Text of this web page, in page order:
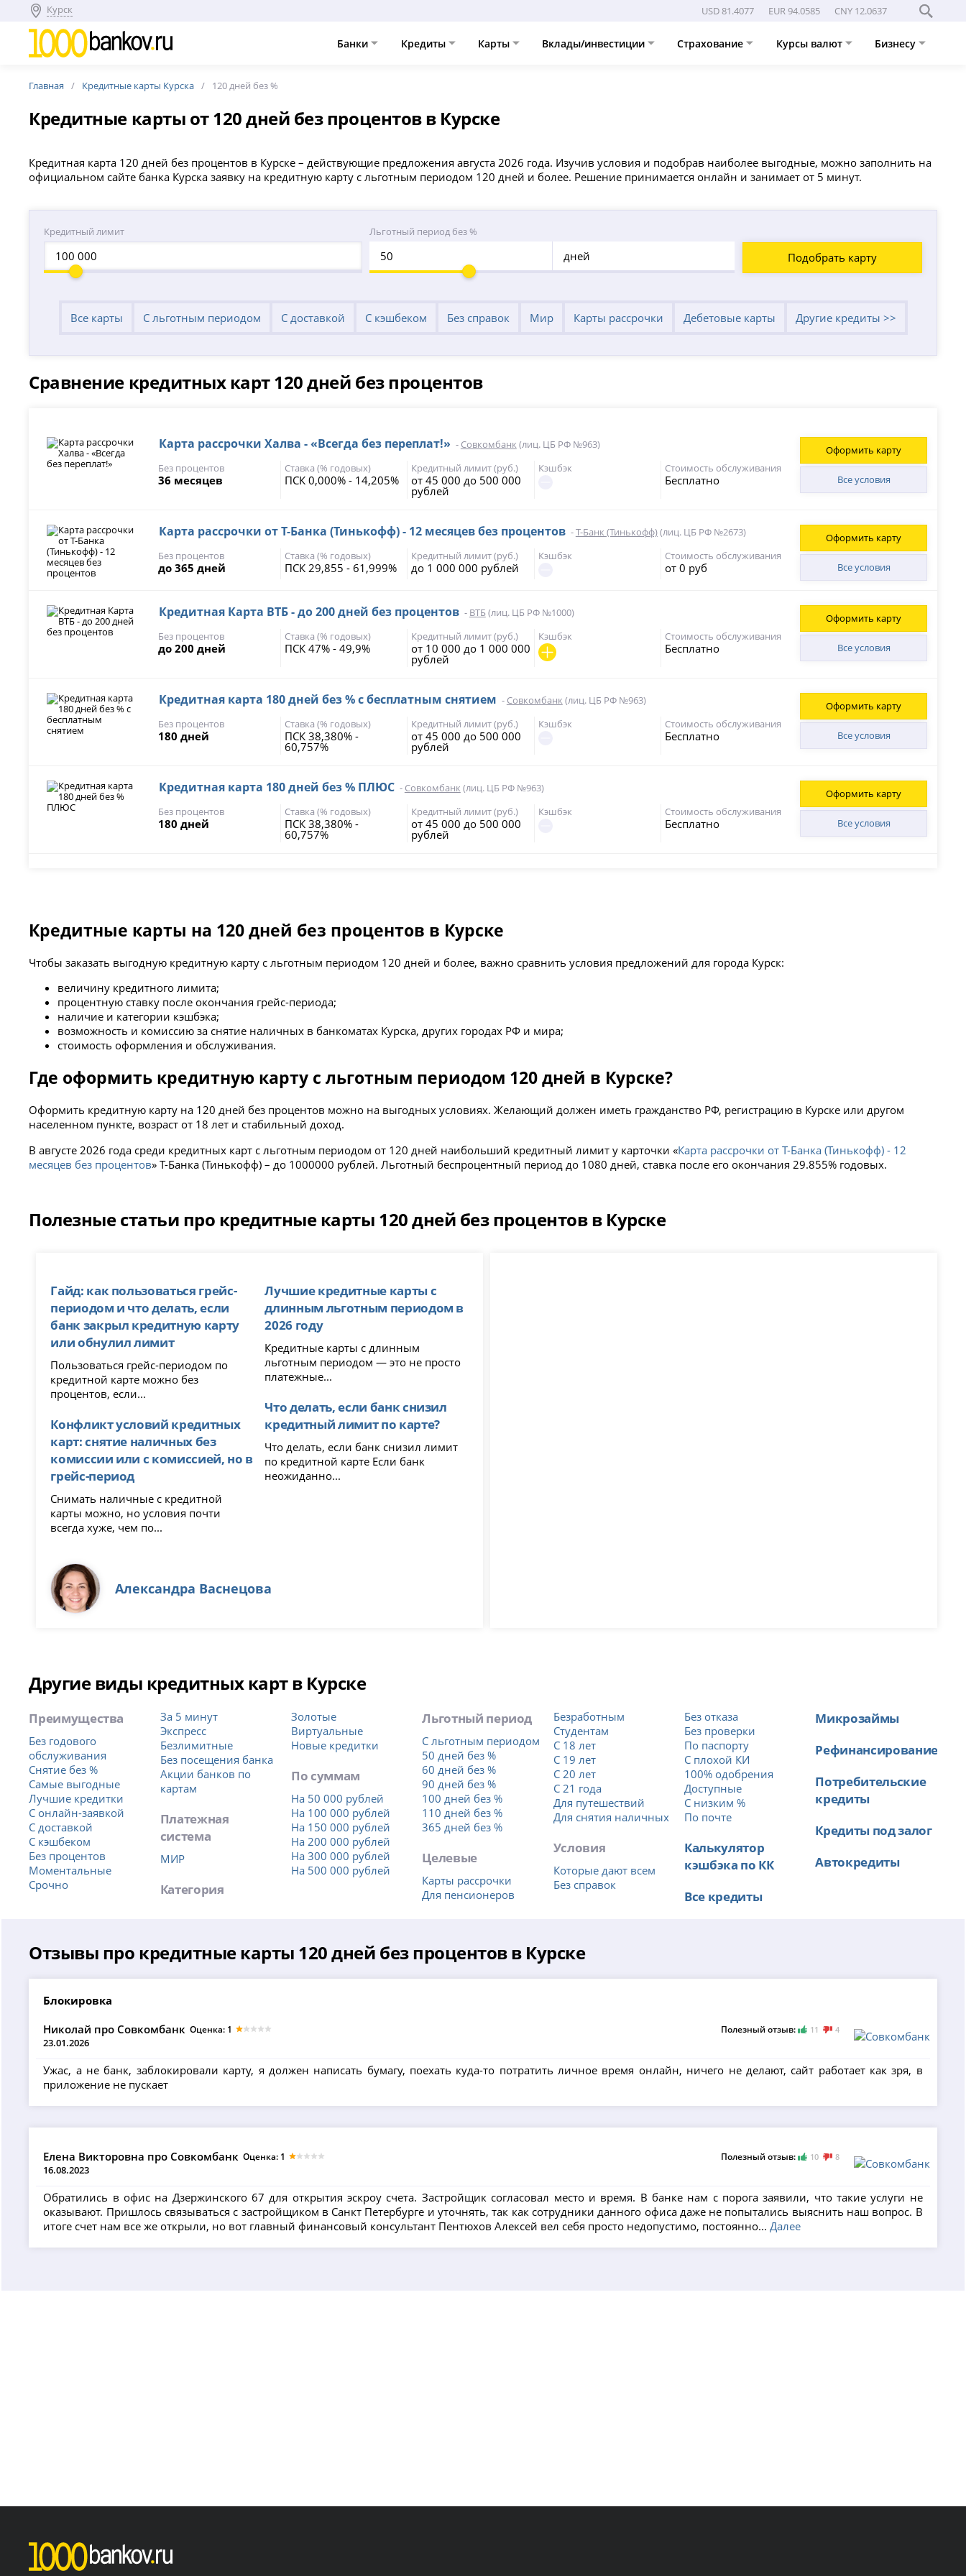
Курск USD 81.4077 EUR 94.0585 CNY 12.0637
Банки Кредиты Карты Вклады/инвестиции Страхование Курсы валют Бизнесу
Главная Кредитные карты Курска 120 дней без %
Кредитные карты от 120 дней без процентов в Курске
Кредитная карта 120 дней без процентов в Курске – действующие предложения августа 2026 года. Изучив условия и подобрав наиболее выгодные, можно заполнить на
официальном сайте банка Курска заявку на кредитную карту с льготным периодом 120 дней и более. Решение принимается онлайн и занимает от 5 минут.
Кредитный лимит Льготный период без %
дней Подобрать карту
Все карты С льготным периодом С доставкой С кэшбеком Без справок Мир Карты рассрочки Дебетовые карты Другие кредиты >>
Сравнение кредитных карт 120 дней без процентов
Карта рассрочки Халва - «Всегда без переплат!» - Совкомбанк (лиц. ЦБ РФ №963)
Без процентов
36 месяцев
Ставка (% годовых)
ПСК 0,000% - 14,205%
Кредитный лимит (руб.)
от 45 000 до 500 000
рублей
Кэшбэк Стоимость обслуживания
Бесплатно Все условия
Оформить карту
Карта рассрочки от Т-Банка (Тинькофф) - 12 месяцев без процентов -Т-Банк (Тинькофф)(лиц. ЦБ РФ №2673)
Без процентов
до 365 дней
Ставка (% годовых)
ПСК 29,855 - 61,999%
Кредитный лимит (руб.)
до 1 000 000 рублей
Кэшбэк Стоимость обслуживания
от 0 руб Все условия
Оформить карту
Кредитная Карта ВТБ - до 200 дней без процентов - ВТБ(лиц. ЦБ РФ №1000)
Без процентов
до 200 дней
Ставка (% годовых)
ПСК 47% - 49,9%
Кредитный лимит (руб.)
от 10 000 до 1 000 000
рублей
Кэшбэк Стоимость обслуживания
Бесплатно Все условия
Оформить карту
Кредитная карта 180 дней без % с бесплатным снятием - Совкомбанк (лиц. ЦБ РФ №963)
Без процентов
180 дней
Ставка (% годовых)
ПСК 38,380% -
60,757%
Кредитный лимит (руб.)
от 45 000 до 500 000
рублей
Кэшбэк Стоимость обслуживания
Бесплатно Все условия
Оформить карту
Кредитная карта 180 дней без % ПЛЮС - Совкомбанк (лиц. ЦБ РФ №963)
Без процентов
180 дней
Ставка (% годовых)
ПСК 38,380% -
60,757%
Кредитный лимит (руб.)
от 45 000 до 500 000
рублей
Кэшбэк Стоимость обслуживания
Бесплатно Все условия
Оформить карту
Кредитные карты на 120 дней без процентов в Курске
Чтобы заказать выгодную кредитную карту с льготным периодом 120 дней и более, важно сравнить условия предложений для города Курск:
величину кредитного лимита;
процентную ставку после окончания грейс-периода;
наличие и категории кэшбэка;
возможность и комиссию за снятие наличных в банкоматах Курска, других городах РФ и мира;
стоимость оформления и обслуживания.
Где оформить кредитную карту с льготным периодом 120 дней в Курске?
Оформить кредитную карту на 120 дней без процентов можно на выгодных условиях. Желающий должен иметь гражданство РФ, регистрацию в Курске или другом
населенном пункте, возраст от 18 лет и стабильный доход.
В августе 2026 года среди кредитных карт с льготным периодом от 120 дней наибольший кредитный лимит у карточки «Карта рассрочки от Т-Банка (Тинькофф) - 12
месяцев без процентов» Т-Банка (Тинькофф) – до 1000000 рублей. Льготный беспроцентный период до 1080 дней, ставка после его окончания 29.855% годовых.
Полезные статьи про кредитные карты 120 дней без процентов в Курске
Гайд: как пользоваться грейс-
периодом и что делать, если
банк закрыл кредитную карту
или обнулил лимит
Пользоваться грейс-периодом по
кредитной карте можно без
процентов, если...
Конфликт условий кредитных
карт: снятие наличных без
комиссии или с комиссией, но в
грейс-период
Снимать наличные с кредитной
карты можно, но условия почти
всегда хуже, чем по...
Лучшие кредитные карты с
длинным льготным периодом в
2026 году
Кредитные карты с длинным
льготным периодом — это не просто
платежные...
Что делать, если банк снизил
кредитный лимит по карте?
Что делать, если банк снизил лимит
по кредитной карте Если банк
неожиданно...
Александра Васнецова
Другие виды кредитных карт в Курске
Преимущества
Без годового
обслуживания
Снятие без %
Самые выгодные
Лучшие кредитки
С онлайн-заявкой
С доставкой
С кэшбеком
Без процентов
Моментальные
Срочно
За 5 минут
Экспресс
Безлимитные
Без посещения банка
Акции банков по
картам
Платежная
система
МИР
Категория
Золотые
Виртуальные
Новые кредитки
По суммам
На 50 000 рублей
На 100 000 рублей
На 150 000 рублей
На 200 000 рублей
На 300 000 рублей
На 500 000 рублей
Льготный период
С льготным периодом
50 дней без %
60 дней без %
90 дней без %
100 дней без %
110 дней без %
365 дней без %
Целевые
Карты рассрочки
Для пенсионеров
Безработным
Студентам
С 18 лет
С 19 лет
С 20 лет
С 21 года
Для путешествий
Для снятия наличных
Условия
Которые дают всем
Без справок
Без отказа
Без проверки
По паспорту
С плохой КИ
100% одобрения
Доступные
С низким %
По почте
Калькулятор
кэшбэка по КК
Все кредиты
Микрозаймы
Рефинансирование
Потребительские
кредиты
Кредиты под залог
Автокредиты
Отзывы про кредитные карты 120 дней без процентов в Курске
Блокировка
Николай про Совкомбанк
23.01.2026
Оценка: 1 Полезный отзыв: 11 4
Ужас, а не банк, заблокировали карту, я должен написать бумагу, поехать куда-то потратить личное время онлайн, ничего не делают, сайт работает как зря, в
приложение не пускает
Елена Викторовна про Совкомбанк
16.08.2023
Оценка: 1 Полезный отзыв: 10 8
Обратились в офис на Дзержинского 67 для открытия эскроу счета. Застройщик согласовал место и время. В банке нам с порога заявили, что такие услуги не
оказывают. Пришлось связываться с застройщиком в Санкт Петербурге и уточнять, так как сотрудники данного офиса даже не попытались выяснить наш вопрос. В
итоге счет нам все же открыли, но вот главный финансовый консультант Пентюхов Алексей вел себя просто недопустимо, постоянно...Далее